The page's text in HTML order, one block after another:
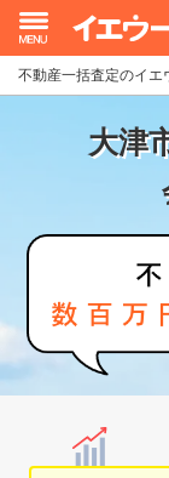
不動産一括査定のイエ
大津
イエウール加盟
初めての方へ
不動産の売却・
家査定シミュレー
お問い合わせ